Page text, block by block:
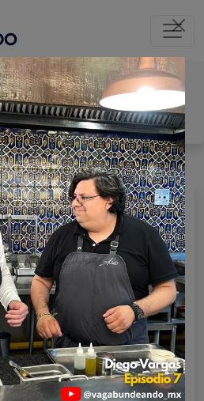
Tijuana
Centro Cultural
- CECUT
TIJUANA -
¡Califícalos!